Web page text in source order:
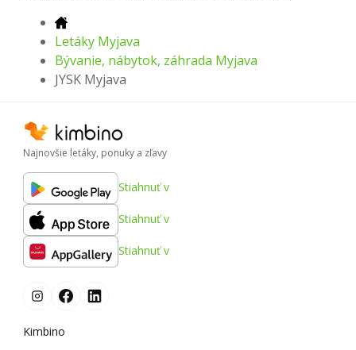
Letáky Myjava
Bývanie, nábytok, záhrada Myjava
JYSK Myjava
Najnovšie letáky, ponuky a zľavy
Stiahnuť v
Stiahnuť v
Stiahnuť v
Kimbino